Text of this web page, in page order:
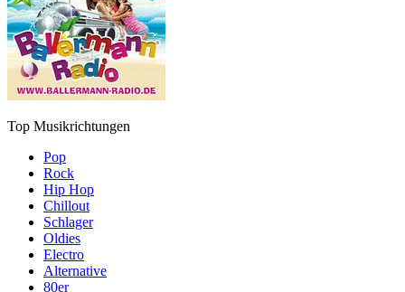
Top Musikrichtungen
Pop
Rock
Hip Hop
Chillout
Schlager
Oldies
Electro
Alternative
80er